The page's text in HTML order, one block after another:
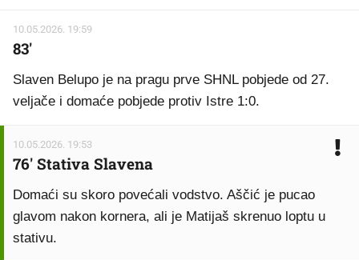
10.05.2026. 19:59
83'
Slaven Belupo je na pragu prve SHNL pobjede od 27.
veljače i domaće pobjede protiv Istre 1:0.
10.05.2026. 19:53
76' Stativa Slavena
Domaći su skoro povećali vodstvo. Aščić je pucao
glavom nakon kornera, ali je Matijaš skrenuo loptu u
stativu.